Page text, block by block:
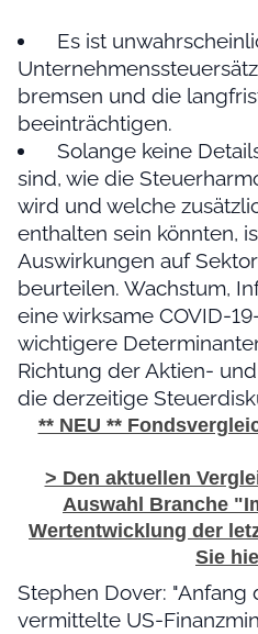
Es ist
bremsen und die
beeinträchtigen.
Solange keine
sind, wie die
wird und welche
enthalten sein könnten,
Auswirkungen auf
beurteilen. Wachstum,
eine wirksame COVID-
wichtigere
Richtung der Aktien-
die derzeitige
** NEU **
> Den aktuellen
Auswahl Branche
Wertentwicklung der
Sie
Stephen Dover: "Anfang
vermittelte US-